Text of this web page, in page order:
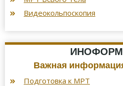
Видеокольпоскопия
Важная
Подготовка к МРТ